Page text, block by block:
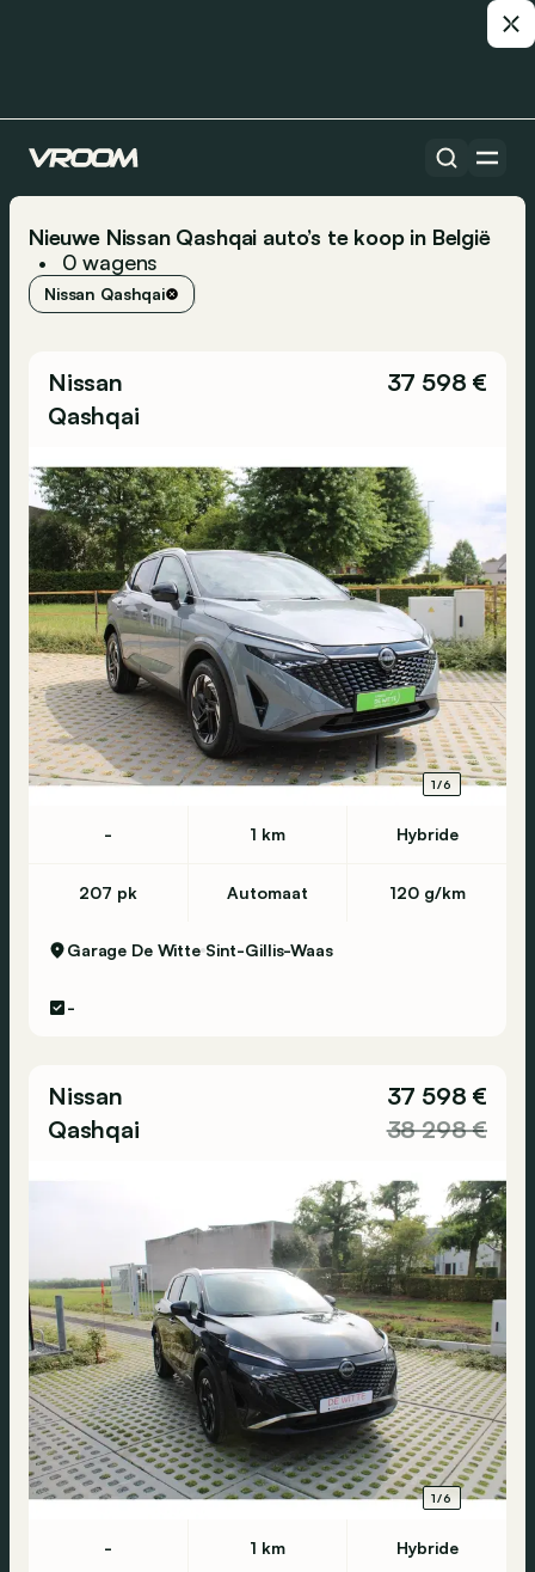
Nieuwe Nissan Qashqai auto’s te koop in België
• 0 wagens
Nissan Qashqai
Nissan
Qashqai
37 598 €
1/6
- 1 km Hybride
207 pk Automaat 120 g/km
Garage De Witte Sint-Gillis-Waas
-
Nissan
Qashqai
37 598 €
38 298 €
1/6
- 1 km Hybride